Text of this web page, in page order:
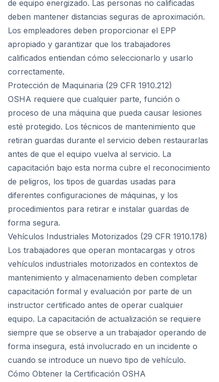
de equipo energizado. Las personas no calificadas
deben mantener distancias seguras de aproximación.
Los empleadores deben proporcionar el EPP
apropiado y garantizar que los trabajadores
calificados entiendan cómo seleccionarlo y usarlo
correctamente.
Protección de Maquinaria (29 CFR 1910.212)
OSHA requiere que cualquier parte, función o
proceso de una máquina que pueda causar lesiones
esté protegido. Los técnicos de mantenimiento que
retiran guardas durante el servicio deben restaurarlas
antes de que el equipo vuelva al servicio. La
capacitación bajo esta norma cubre el reconocimiento
de peligros, los tipos de guardas usadas para
diferentes configuraciones de máquinas, y los
procedimientos para retirar e instalar guardas de
forma segura.
Vehículos Industriales Motorizados (29 CFR 1910.178)
Los trabajadores que operan montacargas y otros
vehículos industriales motorizados en contextos de
mantenimiento y almacenamiento deben completar
capacitación formal y evaluación por parte de un
instructor certificado antes de operar cualquier
equipo. La capacitación de actualización se requiere
siempre que se observe a un trabajador operando de
forma insegura, está involucrado en un incidente o
cuando se introduce un nuevo tipo de vehículo.
Cómo Obtener la Certificación OSHA